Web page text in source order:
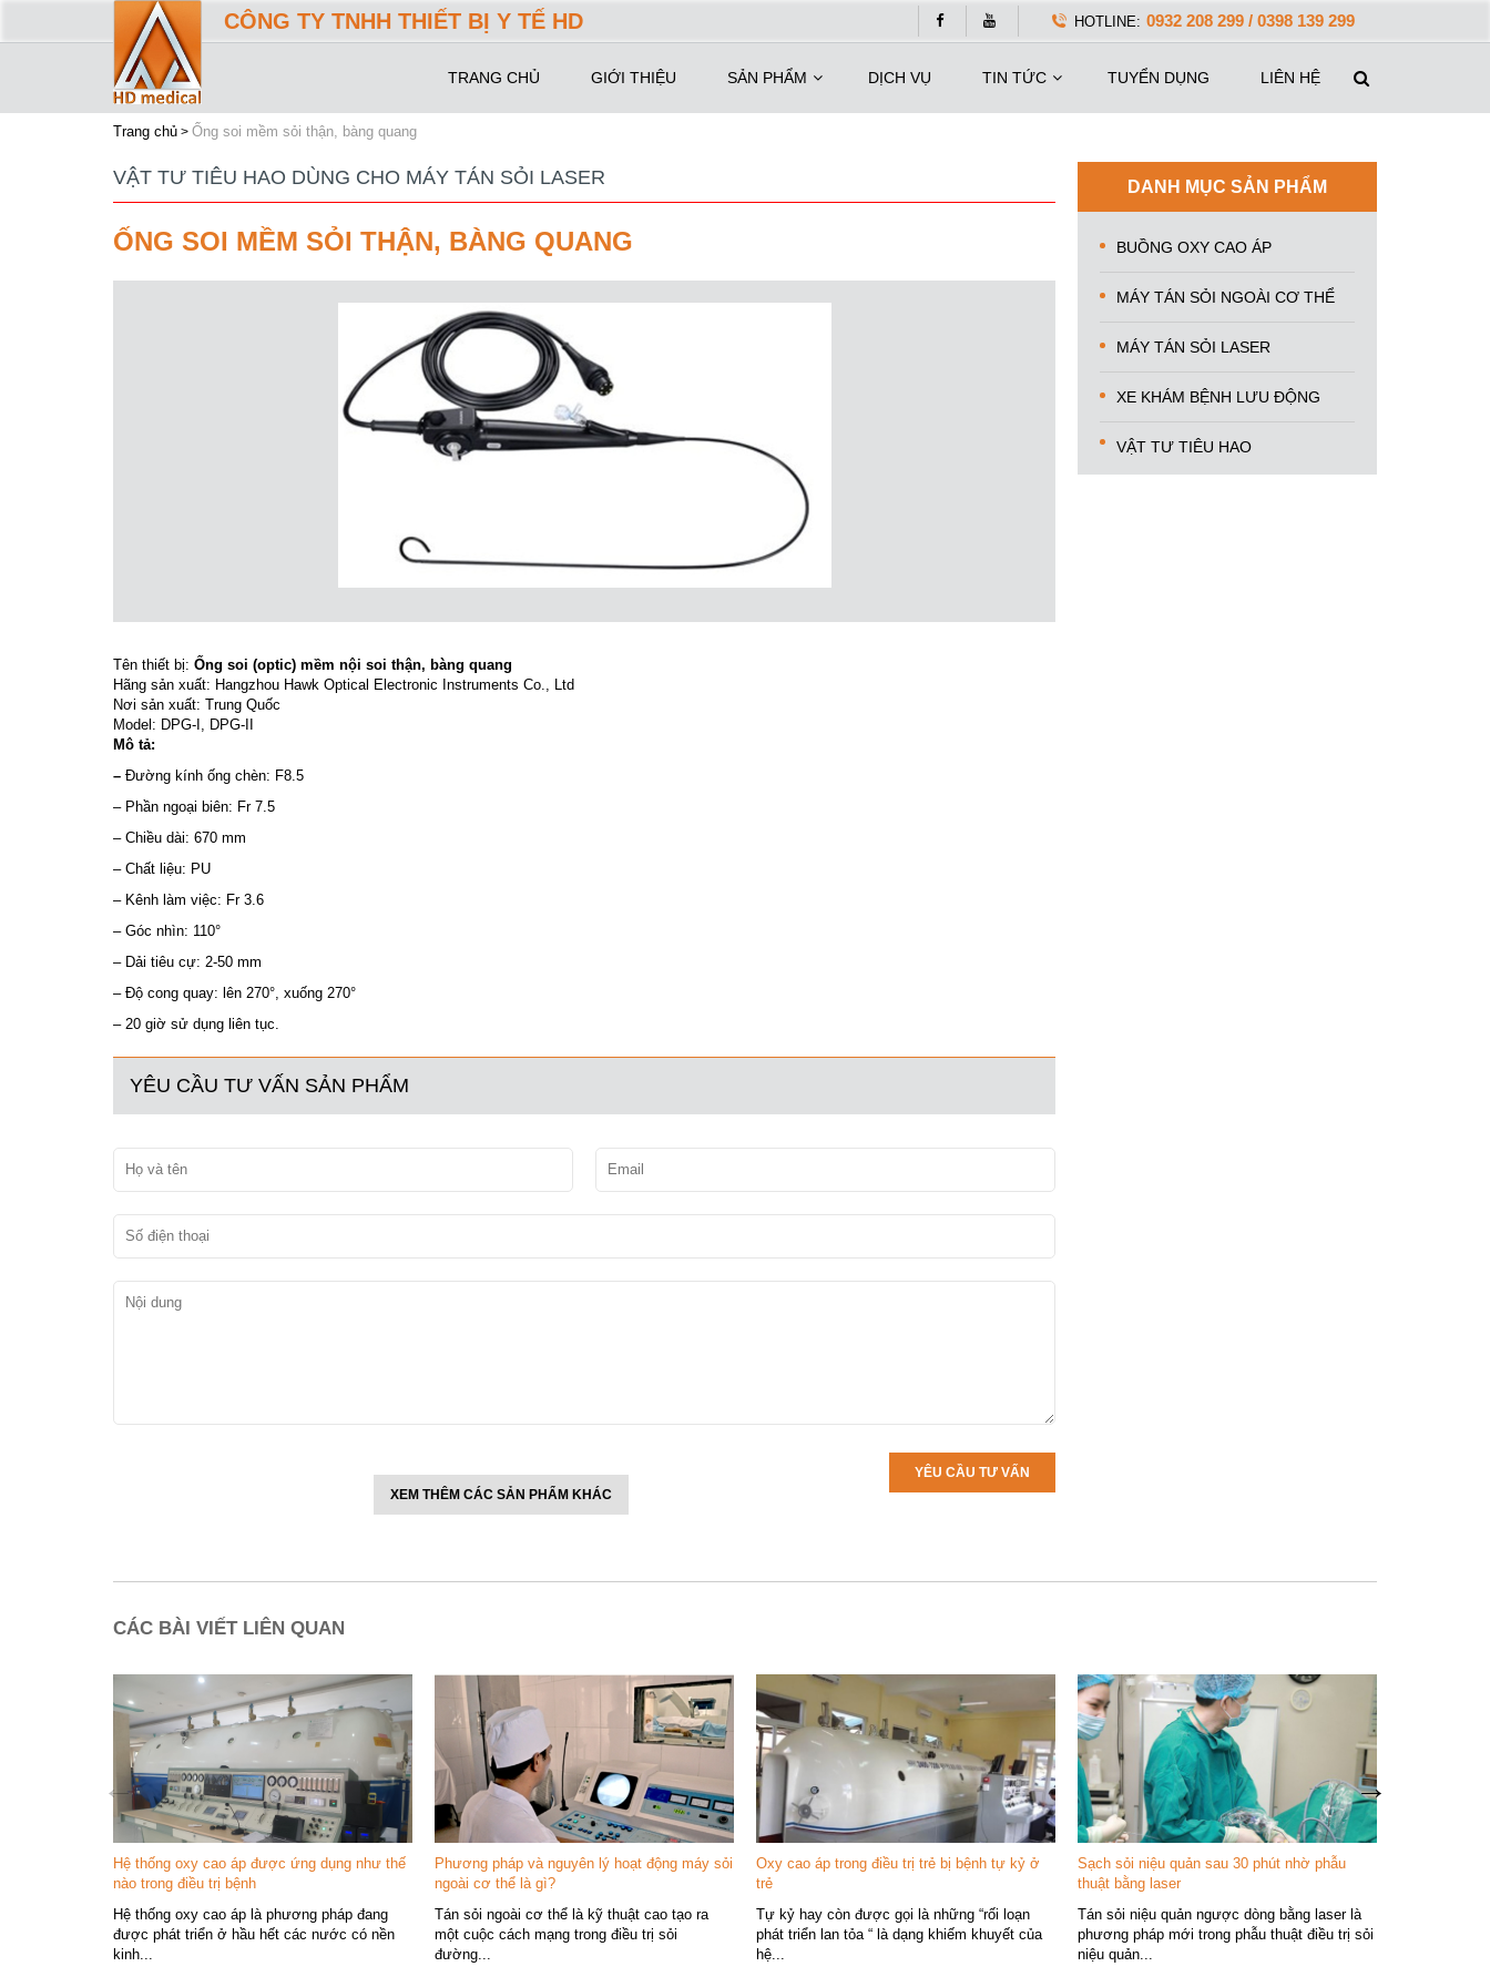
CÔNG TY TNHH THIẾT BỊ Y TẾ HD HOTLINE: 0932 208 299 / 0398 139 299
TRANG CHỦ GIỚI THIỆU SẢN PHẨM DỊCH VỤ TIN TỨC TUYỂN DỤNG LIÊN HỆ
Trang chủ Ống soi mềm sỏi thận, bàng quang
DANH MỤC SẢN PHẨM
BUỒNG OXY CAO ÁP
MÁY TÁN SỎI NGOÀI CƠ THỂ
MÁY TÁN SỎI LASER
XE KHÁM BỆNH LƯU ĐỘNG
VẬT TƯ TIÊU HAO
VẬT TƯ TIÊU HAO DÙNG CHO MÁY TÁN SỎI LASER
ỐNG SOI MỀM SỎI THẬN, BÀNG QUANG
Tên thiết bị: Ống soi (optic) mềm nội soi thận, bàng quang
Hãng sản xuất: Hangzhou Hawk Optical Electronic Instruments Co., Ltd
Nơi sản xuất: Trung Quốc
Model: DPG-I, DPG-II
Mô tả:
– Đường kính ống chèn: F8.5
– Phần ngoại biên: Fr 7.5
– Chiều dài: 670 mm
– Chất liệu: PU
– Kênh làm việc: Fr 3.6
– Góc nhìn: 110°
– Dải tiêu cự: 2-50 mm
– Độ cong quay: lên 270°, xuống 270°
– 20 giờ sử dụng liên tục.
YÊU CẦU TƯ VẤN SẢN PHẨM
XEM THÊM CÁC SẢN PHẨM KHÁC
CÁC BÀI VIẾT LIÊN QUAN
Hệ thống oxy cao áp được ứng dụng như thế
nào trong điều trị bệnh
Hệ thống oxy cao áp là phương pháp đang
được phát triển ở hầu hết các nước có nền
kinh...
Phương pháp và nguyên lý hoạt động máy sỏi
ngoài cơ thể là gì?
Tán sỏi ngoài cơ thể là kỹ thuật cao tạo ra
một cuộc cách mạng trong điều trị sỏi
đường...
Oxy cao áp trong điều trị trẻ bị bệnh tự kỷ ở
trẻ
Tự kỷ hay còn được gọi là những “rối loạn
phát triển lan tỏa “ là dạng khiếm khuyết của
hệ...
Sạch sỏi niệu quản sau 30 phút nhờ phẫu
thuật bằng laser
Tán sỏi niệu quản ngược dòng bằng laser là
phương pháp mới trong phẫu thuật điều trị sỏi
niệu quản...